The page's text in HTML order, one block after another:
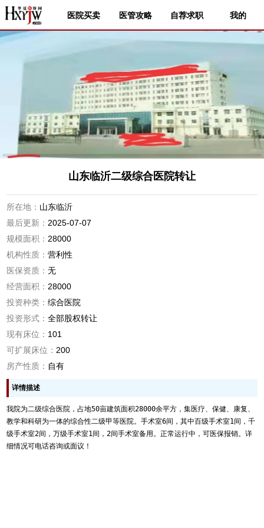
医院买卖 医管攻略 自荐求职 我的
山东临沂二级综合医院转让
所在地： 山东临沂
最后更新： 2025-07-07
规模面积： 28000
机构性质：营利性
医保资质：无
经营面积： 28000
投资种类：综合医院
投资形式：全部股权转让
现有床位： 101
可扩展床位： 200
房产性质： 自有
详情描述
我院为二级综合医院，占地50亩建筑面积28000余平方，集医疗、保健、康复、
教学和科研为一体的综合性二级甲等医院。手术室6间，其中百级手术室1间，千
级手术室2间，万级手术室1间，2间手术室备用。正常运行中，可医保报销。详
细情况可电话咨询或面议！